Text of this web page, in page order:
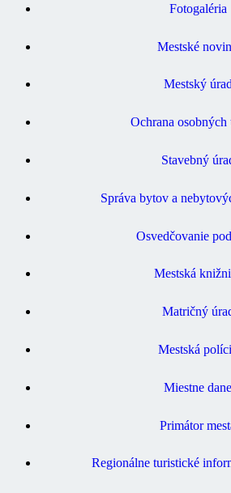
Fotogaléria
Mestské
Mestský
Ochrana osobných
Stavebný
Správa bytov a
Osvedčovanie
Mestská
Matričný
Mestská
Miestne dane
Primátor
Regionálne turistické